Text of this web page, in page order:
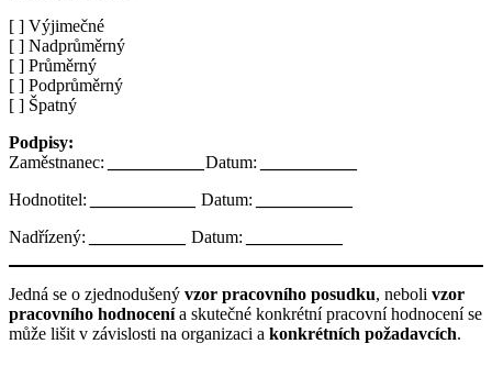
[ ] Výjimečné
[ ] Nadprůměrný
[ ] Průměrný
[ ] Podprůměrný
[ ] Špatný
Podpisy:
Zaměstnanec:
Datum:
Hodnotitel:
Datum:
Nadřízený:
Datum:
Jedná se o zjednodušený vzor pracovního posudku, neboli vzor
pracovního hodnocenía skutečné konkrétní pracovní hodnocení se
může lišit v závislosti na organizaci a konkrétních požadavcích.